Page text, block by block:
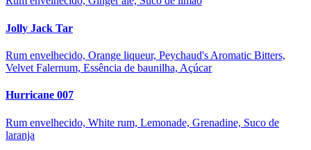
Jolly Jack Tar
Rum envelhecido, Orange liqueur, Peychaud's Aromatic Bitters,
Velvet Falernum, Essência de baunilha, Açúcar
Hurricane 007
Rum envelhecido, White rum, Lemonade, Grenadine, Suco de
laranja